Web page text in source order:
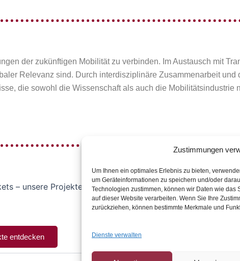
Zustimmungen
Um Ihnen ein optimales Erlebnis zu bieten,
um Geräteinformationen zu speichern und/oder
Technologien zustimmen, können wir Daten wie das
auf dieser Website verarbeiten. Wenn Sie Ihre
zurückziehen, können bestimmte Merkmale und
Dienste verwalten
der zukünftigen Mobilität zu verbinden. Im Austausch mit
Relevanz sind. Durch interdisziplinäre Zusammenarbeit und
die sowohl die Wissenschaft als auch die Mobilitätsindustrie
– unsere Projekte adressieren aktuelle
entdecken